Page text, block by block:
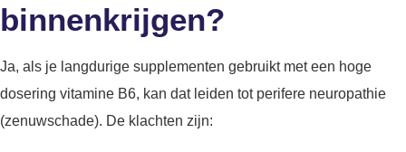
binnenkrijgen?
Ja, als je langdurige supplementen gebruikt met een hoge
dosering vitamine B6, kan dat leiden tot perifere neuropathie
(zenuwschade). De klachten zijn: